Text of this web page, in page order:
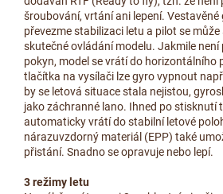
šroubování, vrtání ani lepení.
převezme stabilizaci letu a pilot se
skutečné ovládání modelu. Jakmile
pokyn, model se vrátí do horizontálního
tlačítka na vysílači lze gyro vypnout
by se letová situace stala nejistou,
jako záchranné lano. Ihned po stisknutí
automaticky vrátí do stabilní letové
nárazuvzdorný materiál (EPP) také
přistání. Snadno se opravuje nebo lepí.
3 režimy letu